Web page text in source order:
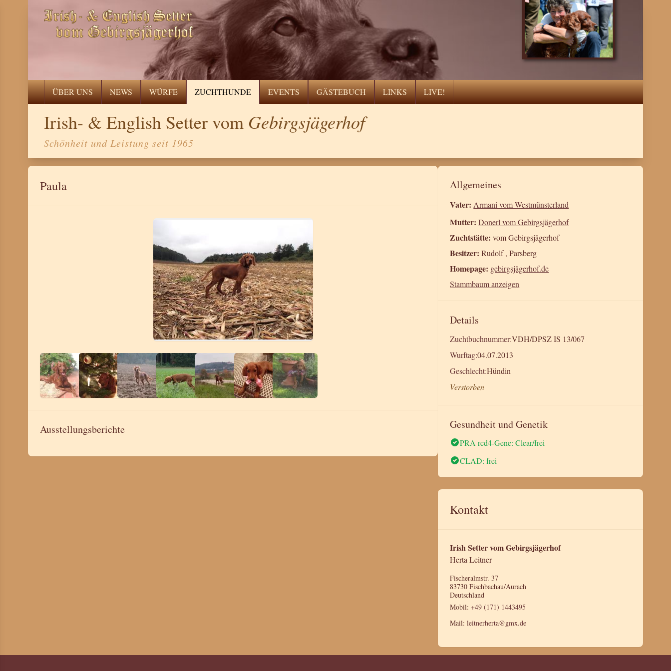
ÜBER UNS NEWS WÜRFE ZUCHTHUNDE EVENTS GÄSTEBUCH LINKS LIVE!
Irish- & English Setter vom Gebirgsjägerhof
Schönheit und Leistung seit 1965
Paula
Ausstellungsberichte
Allgemeines
Vater: Armani vom Westmünsterland
Mutter: Donerl vom Gebirgsjägerhof
Zuchtstätte: vom Gebirgsjägerhof
Besitzer: Rudolf , Parsberg
Homepage: gebirgsjägerhof.de
Stammbaum anzeigen
Details
Zuchtbuchnummer:VDH/DPSZ IS 13/067
Wurftag:04.07.2013
Geschlecht:Hündin
Verstorben
Gesundheit und Genetik
PRA rcd4-Gene: Clear/frei
CLAD: frei
Kontakt
Irish Setter vom Gebirgsjägerhof
Herta Leitner
Fischeralmstr. 37
83730 Fischbachau/Aurach
Deutschland
Mobil: +49 (171) 1443495
Mail: leitnerherta@gmx.de